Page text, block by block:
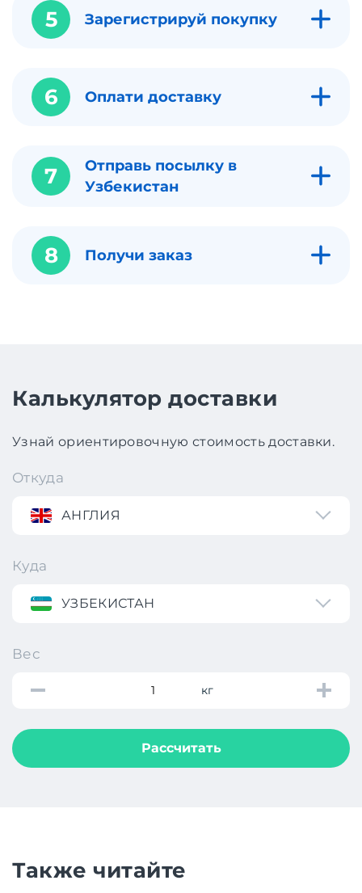
5 Зарегистрируй покупку
6 Оплати доставку
7
Отправь посылку в
Узбекистан
8 Получи заказ
Калькулятор доставки
Узнай ориентировочную стоимость доставки.
Откуда
АНГЛИЯ
Куда
УЗБЕКИСТАН
Вес
кг
Рассчитать
Также читайте